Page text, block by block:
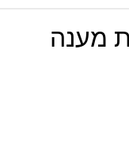
מענה